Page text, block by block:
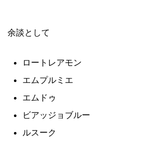
余談として
ロートレアモン
エムプルミエ
エムドゥ
ビアッジョブルー
ルスーク